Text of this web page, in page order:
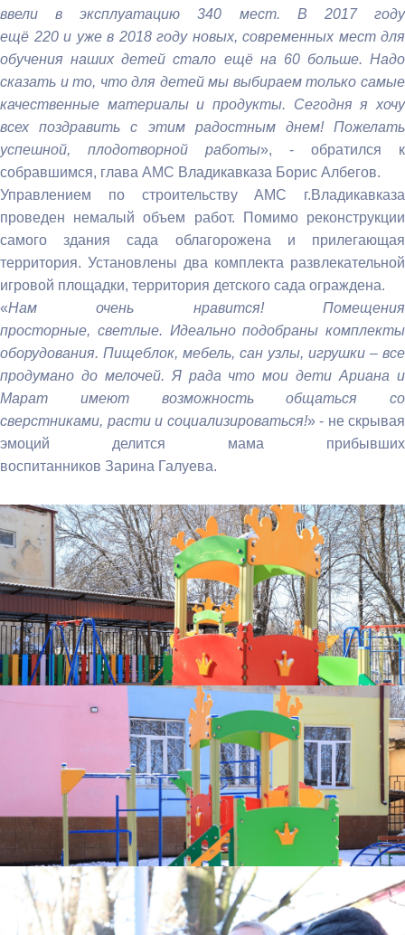
ввели в эксплуатацию 340 мест. В 2017 году
ещё 220 и уже в 2018 году новых, современных мест для
обучения наших детей стало ещё на 60 больше. Надо
сказать и то, что для детей мы выбираем только самые
качественные материалы и продукты. Сегодня я хочу
всех поздравить с этим радостным днем! Пожелать
успешной, плодотворной работы», - обратился к
собравшимся, глава АМС Владикавказа Борис Албегов.
Управлением по строительству АМС г.Владикавказа
проведен немалый объем работ. Помимо реконструкции
самого здания сада облагорожена и прилегающая
территория. Установлены два комплекта развлекательной
игровой площадки, территория детского сада ограждена.
«Нам очень нравится! Помещения
просторные, светлые. Идеально подобраны комплекты
оборудования. Пищеблок, мебель, сан узлы, игрушки – все
продумано до мелочей. Я рада что мои дети Ариана и
Марат имеют возможность общаться со
сверстниками, расти и социализироваться!» - не скрывая
эмоций делится мама прибывших
воспитанников Зарина Галуева.